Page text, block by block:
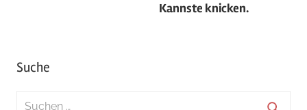
Kannste knicken.
Suche
Suchen